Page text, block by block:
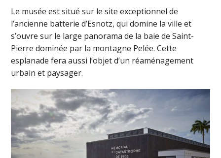
Le musée est situé sur le site exceptionnel de
l’ancienne batterie d’Esnotz, qui domine la ville et
s’ouvre sur le large panorama de la baie de Saint-
Pierre dominée par la montagne Pelée. Cette
esplanade fera aussi l’objet d’un réaménagement
urbain et paysager.